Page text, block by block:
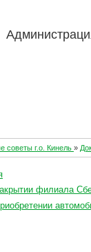
советы г.о. Кинель »
филиала